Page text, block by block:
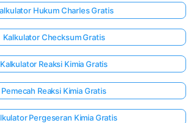
Hukum Charles Gratis
Kalkulator Checksum Gratis
Kalkulator Reaksi Kimia Gratis
Pemecah Reaksi Kimia Gratis
Pergeseran Kimia Gratis